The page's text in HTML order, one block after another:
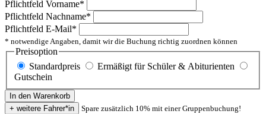
Pflichtfeld Vorname*
Pflichtfeld Nachname*
Pflichtfeld E-Mail*
* notwendige Angaben, damit wir die Buchung richtig zuordnen können
Preisoption
Standardpreis
Ermäßigt für Schüler & Abiturienten
Gutschein
Spare zusätzlich 10% mit einer Gruppenbuchung!